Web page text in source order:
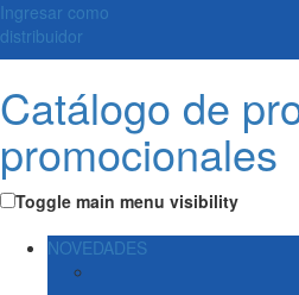
Ingresar como
distribuidor
Catálogo de
promocionales
Toggle main menu visibility
NOVEDADES